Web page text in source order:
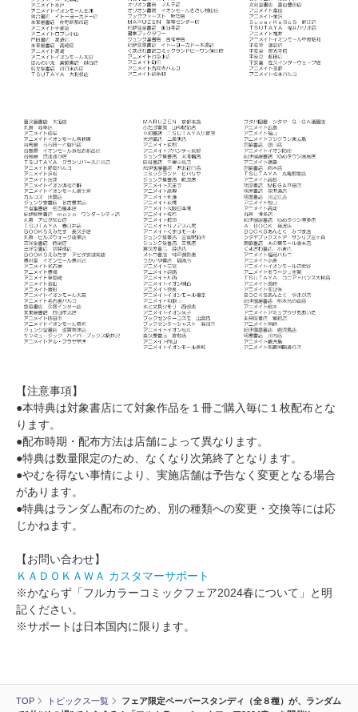
TOP トピックス一覧
フェア限定ペーパースタンディ（全８種）が、ランダム
【注意事項】
●本特典は対象書店にて対象作品を１冊ご購入毎に１枚配布とな
ります。
●配布時期・配布方法は店舗によって異なります。
●特典は数量限定のため、なくなり次第終了となります。
●やむを得ない事情により、実施店舗は予告なく変更となる場合
があります。
●特典はランダム配布のため、別の種類への変更・交換等には応
じかねます。
【お問い合わせ】
ＫＡＤＯＫＡＷＡ カスタマーサポート
※かならず「フルカラーコミックフェア2024春について」と明
記ください。
※サポートは日本国内に限ります。